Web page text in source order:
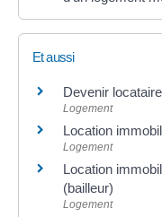
Et aussi
Devenir
Logement
Location
Logement
Location
(bailleur)
Logement